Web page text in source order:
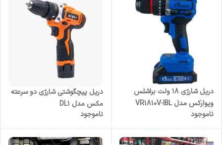
دریل شارژی ۱۸ ولت براشلس
ویوارکس مدل VR1810V-IBL
ناموجود
دریل پیچگوشتی شارژی دو سرعته
مکس مدل DL1
ناموجود